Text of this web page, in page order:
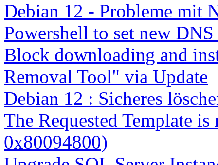
Debian 12 - Probleme mit
Powershell to set new
Block downloading and
Removal Tool" via Update
Debian 12 : Sicheres
The Requested Template
0x80094800)